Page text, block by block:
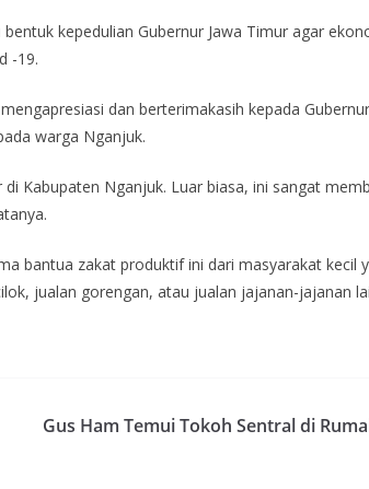
kepedulian Gubernur Jawa Timur agar
-19.
dan berterimakasih kepada
warga Nganjuk.
Kabupaten Nganjuk. Luar biasa, ini sangat
bantua zakat produktif ini dari masyarakat kecil
jualan gorengan, atau jualan jajanan-jajanan
Gus Ham Temui Tokoh Sentral di